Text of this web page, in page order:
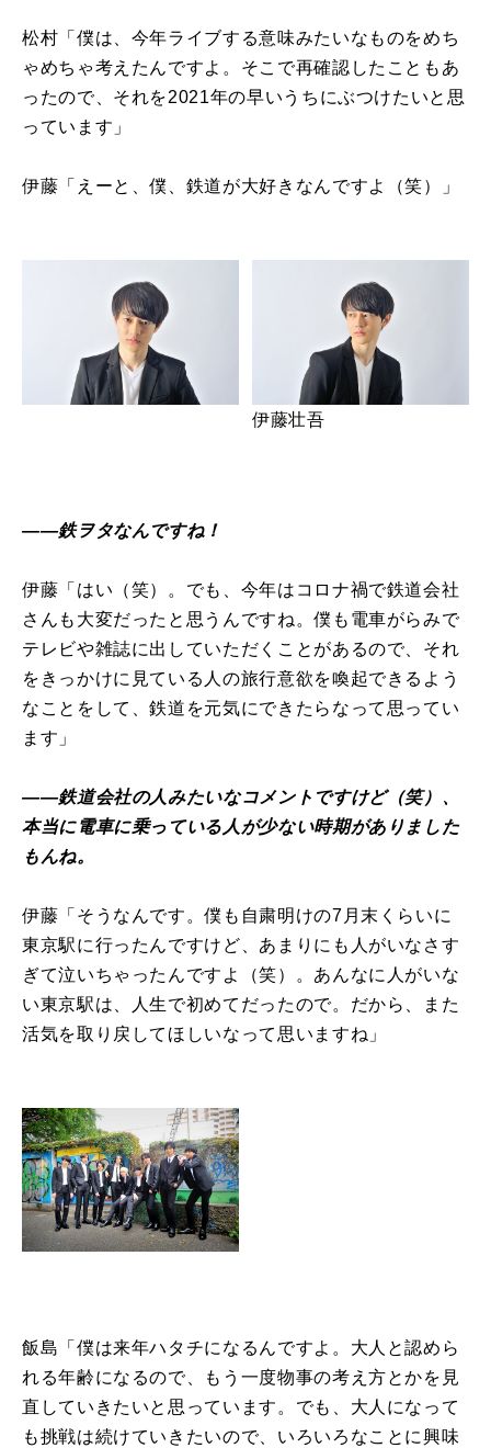
松村「僕は、今年ライブする意味みたいなものをめち
ゃめちゃ考えたんですよ。そこで再確認したこともあ
ったので、それを2021年の早いうちにぶつけたいと思
っています」
伊藤「えーと、僕、鉄道が大好きなんですよ（笑）」
伊藤壮吾
――鉄ヲタなんですね！
伊藤「はい（笑）。でも、今年はコロナ禍で鉄道会社
さんも大変だったと思うんですね。僕も電車がらみで
テレビや雑誌に出していただくことがあるので、それ
をきっかけに見ている人の旅行意欲を喚起できるよう
なことをして、鉄道を元気にできたらなって思ってい
ます」
――鉄道会社の人みたいなコメントですけど（笑）、
本当に電車に乗っている人が少ない時期がありました
もんね。
伊藤「そうなんです。僕も自粛明けの7月末くらいに
東京駅に行ったんですけど、あまりにも人がいなさす
ぎて泣いちゃったんですよ（笑）。あんなに人がいな
い東京駅は、人生で初めてだったので。だから、また
活気を取り戻してほしいなって思いますね」
飯島「僕は来年ハタチになるんですよ。大人と認めら
れる年齢になるので、もう一度物事の考え方とかを見
直していきたいと思っています。でも、大人になって
も挑戦は続けていきたいので、いろいろなことに興味